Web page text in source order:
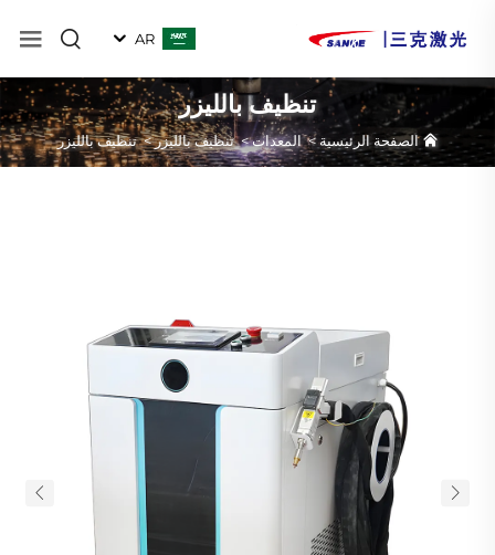
AR
تنظيف بالليزر
الصفحة الرئيسية>المعدات>تنظيف بالليزر>تنظيف بالليزر